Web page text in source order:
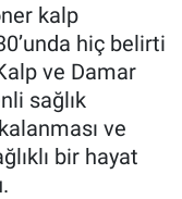
kalp
hiç belirti
ve Damar
sağlık
ve
bir hayat